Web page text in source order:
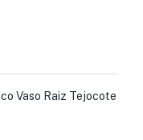
Vaso Raiz Tejocote